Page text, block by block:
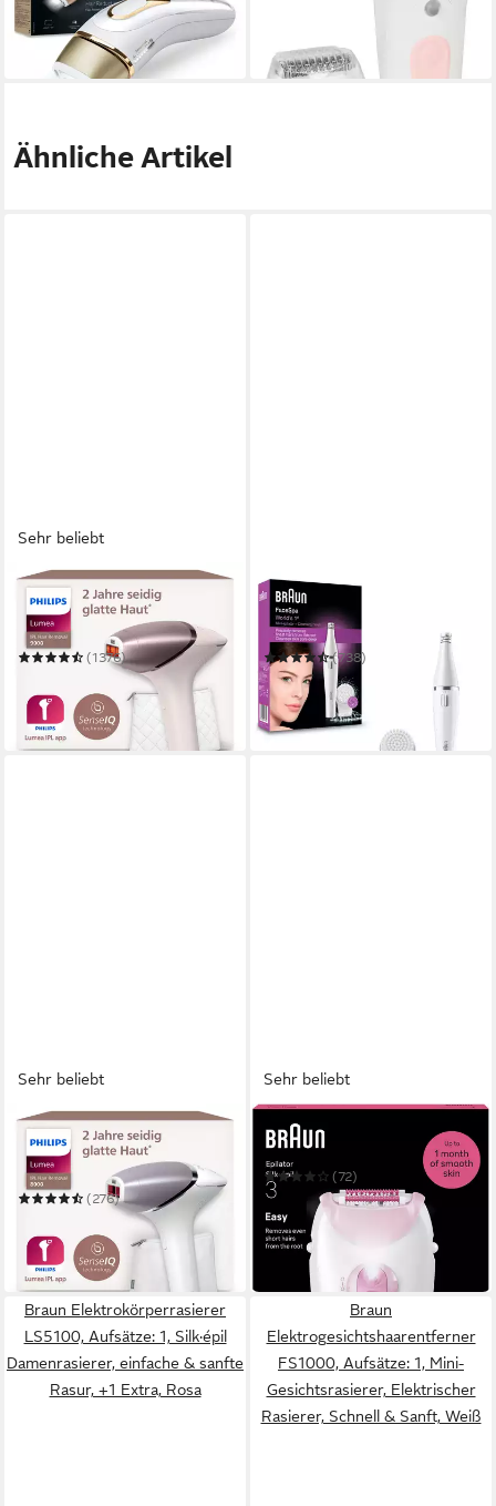
-40%
in 3-4 Werktagen bei dir
in 3-4 Werktagen bei dir
Ähnliche Artikel
Sehr beliebt
PHILIPS
IPL-Haarentferner Philips
Lumea Series 9000
BRI958/00(1376)
569,99 €
-16%
in 1-2 Werktagen bei dir
BRAUN
Elektrische
Gesichtsreinigungsbürste
SE810
(738)
ab 70,34 €
in 5-6 Werktagen bei dir
Sehr beliebt
PHILIPS
IPL-Haarentferner Philips
Lumea Series 8000
BRI947/00(276)
549,99 €
-45%
in 3-5 Werktagen bei dir
Sehr beliebt
BRAUN
Epilierer Silk-épil 3 SE3-031
(72)
ab 44,99 € UVP54,99 €
-18%
in 1-2 Werktagen bei dir
Braun Elektrokörperrasierer
LS5100, Aufsätze: 1, Silk·épil
Damenrasierer, einfache & sanfte
Rasur, +1 Extra, Rosa
Braun
Elektrogesichtshaarentferner
FS1000, Aufsätze: 1, Mini-
Gesichtsrasierer, Elektrischer
Rasierer, Schnell & Sanft, Weiß